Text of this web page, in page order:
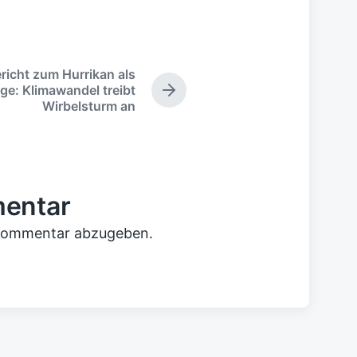
N
ä
zum Hurrikan als
Klimawandel treibt
Wirbelsturm an
abzugeben.